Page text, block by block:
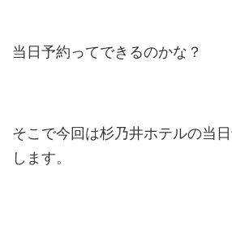
当日予約ってできるのかな？
そこで今回は杉乃井ホテルの当
します。